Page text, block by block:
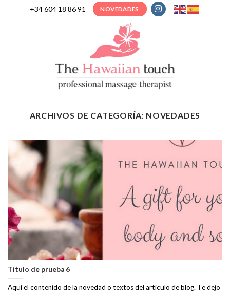
+34 604 18 86 91 NOVEDADES
ARCHIVOS DE CATEGORÍA: NOVEDADES
Título de prueba 6
Aquí el contenido de la novedad o textos del artículo de blog. Te dejo